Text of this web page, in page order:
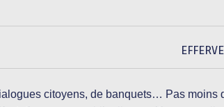
citoyens, de banquets… Pas moins